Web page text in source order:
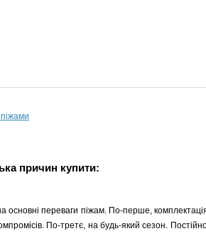
піжами
причин купити:
основні переваги піжам. По-перше,
По-третє, на будь-який сезон.